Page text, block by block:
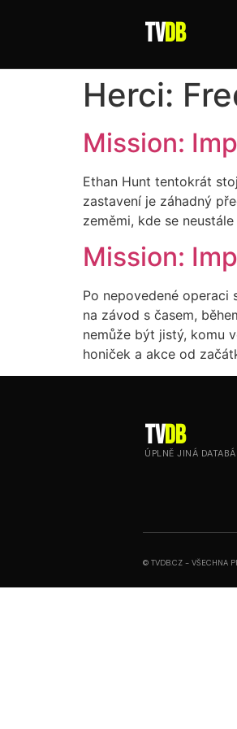
tvDB
Herci:
Mission:
Ethan Hunt tentokrát
zastavení je záhadný
zeměmi, kde se
Mission:
Po nepovedené
na závod s časem,
nemůže být jistý, komu
honiček a akce od
tvDB
ÚPLNĚ JINÁ
© TVDB.CZ - VŠECHNA